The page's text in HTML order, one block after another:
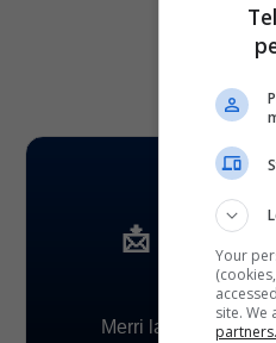
Your
site. We
partners.